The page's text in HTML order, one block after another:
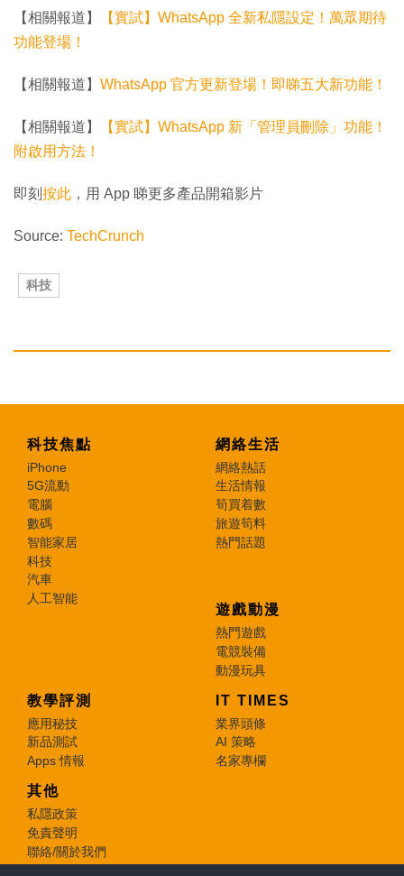
【相關報道】
【實試】WhatsApp 全新私隱設定！萬眾期待
功能登場！
【相關報道】 WhatsApp 官方更新登場！即睇五大新功能！
【相關報道】
【實試】WhatsApp 新「管理員刪除」功能！
附啟用方法！
即刻 按此 ，用 App 睇更多產品開箱影片
Source: TechCrunch
科技
科技焦點
iPhone
5G流動
電腦
數碼
智能家居
科技
汽車
人工智能
網絡生活
網絡熱話
生活情報
筍買着數
旅遊筍料
熱門話題
遊戲動漫
熱門遊戲
電競裝備
動漫玩具
教學評測
應用秘技
新品測試
Apps 情報
IT TIMES
業界頭條
AI 策略
名家專欄
其他
私隱政策
免責聲明
聯絡/關於我們